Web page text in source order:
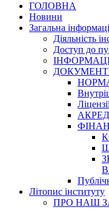
ГОЛОВНА
Новини
Загальна
Діяльність
Доступ до
Літопис інституту
ПРО НАШ